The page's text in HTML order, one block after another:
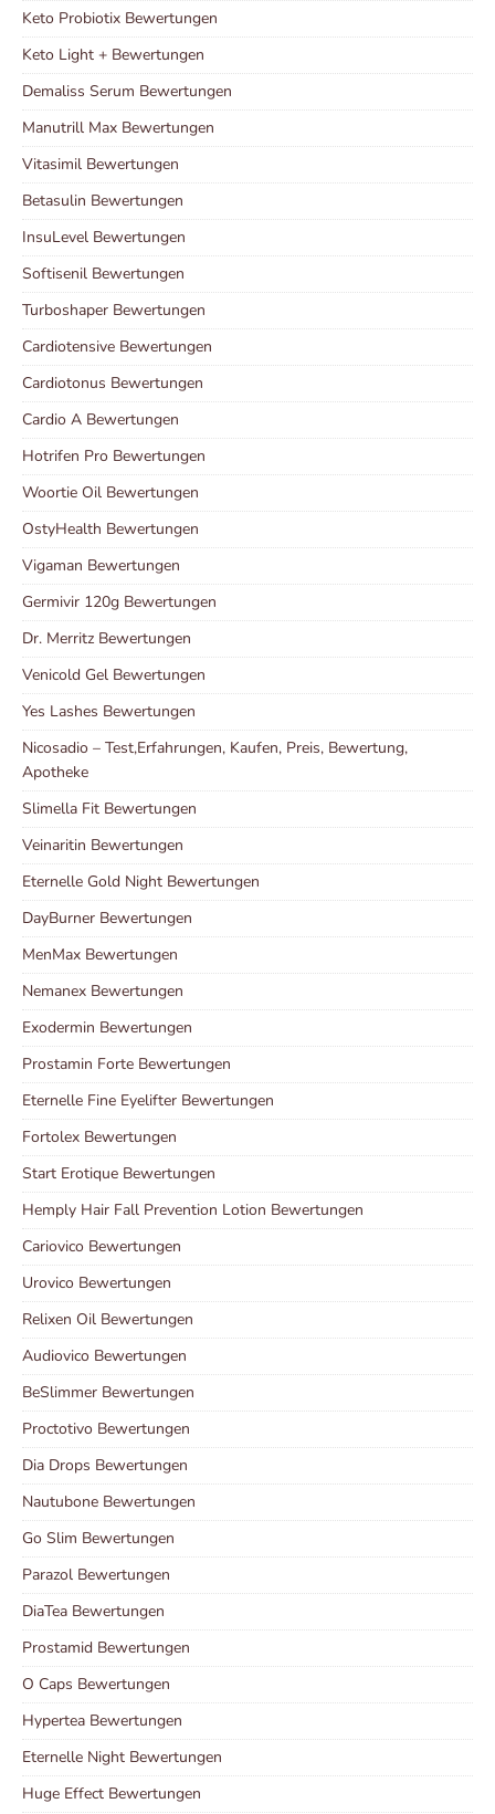
Keto Probiotix Bewertungen
Keto Light + Bewertungen
Demaliss Serum Bewertungen
Manutrill Max Bewertungen
Vitasimil Bewertungen
Betasulin Bewertungen
InsuLevel Bewertungen
Softisenil Bewertungen
Turboshaper Bewertungen
Cardiotensive Bewertungen
Cardiotonus Bewertungen
Cardio A Bewertungen
Hotrifen Pro Bewertungen
Woortie Oil Bewertungen
OstyHealth Bewertungen
Vigaman Bewertungen
Germivir 120g Bewertungen
Dr. Merritz Bewertungen
Venicold Gel Bewertungen
Yes Lashes Bewertungen
Nicosadio – Test,Erfahrungen, Kaufen, Preis, Bewertung,
Apotheke
Slimella Fit Bewertungen
Veinaritin Bewertungen
Eternelle Gold Night Bewertungen
DayBurner Bewertungen
MenMax Bewertungen
Nemanex Bewertungen
Exodermin Bewertungen
Prostamin Forte Bewertungen
Eternelle Fine Eyelifter Bewertungen
Fortolex Bewertungen
Start Erotique Bewertungen
Hemply Hair Fall Prevention Lotion Bewertungen
Cariovico Bewertungen
Urovico Bewertungen
Relixen Oil Bewertungen
Audiovico Bewertungen
BeSlimmer Bewertungen
Proctotivo Bewertungen
Dia Drops Bewertungen
Nautubone Bewertungen
Go Slim Bewertungen
Parazol Bewertungen
DiaTea Bewertungen
Prostamid Bewertungen
O Caps Bewertungen
Hypertea Bewertungen
Eternelle Night Bewertungen
Huge Effect Bewertungen